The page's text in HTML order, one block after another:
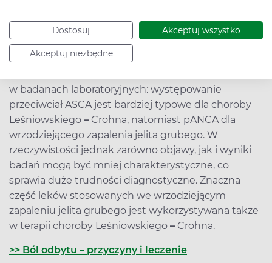
Dostosuj Akceptuj wszystko
Akceptuj niezbędne
całego przewodu pokarmowego. Owrzodzenia są
znacznie głębsze. Wśród powikłań częściej pojawiają
się przetoki i zwężenia jelita oraz zmiany
w badanach laboratoryjnych: występowanie
przeciwciał ASCA jest bardziej typowe dla choroby
Leśniowskiego – Crohna, natomiast pANCA dla
wrzodziejącego zapalenia jelita grubego. W
rzeczywistości jednak zarówno objawy, jak i wyniki
badań mogą być mniej charakterystyczne, co
sprawia duże trudności diagnostyczne. Znaczna
część leków stosowanych we wrzodziejącym
zapaleniu jelita grubego jest wykorzystywana także
w terapii choroby Leśniowskiego – Crohna.
>> Ból odbytu – przyczyny i leczenie